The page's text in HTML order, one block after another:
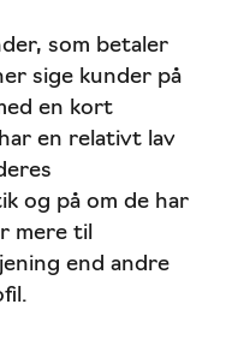
som betaler
sige kunder på
en kort
en relativt lav
og på om de har
mere til
end andre